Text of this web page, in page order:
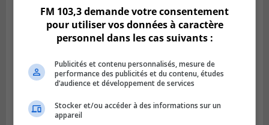
pour l’Agglomération
FM 103,3 demande votre consentement
pour utiliser vos données à caractère
personnel dans les cas suivants :
Publicités et contenu personnalisés, mesure de
performance des publicités et du contenu, études
d’audience et développement de services
Stocker et/ou accéder à des informations sur un
appareil